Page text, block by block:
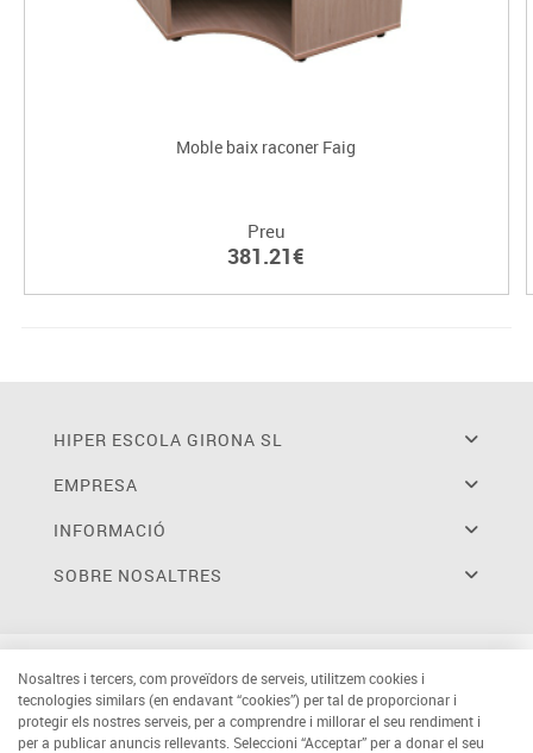
Moble baix raconer Faig
Preu
381.21€
HIPER ESCOLA GIRONA SL
EMPRESA
INFORMACIÓ
SOBRE NOSALTRES
Nosaltres i tercers, com proveïdors de serveis, utilitzem cookies i
tecnologies similars (en endavant “cookies”) per tal de proporcionar i
protegir els nostres serveis, per a comprendre i millorar el seu rendiment i
per a publicar anuncis rellevants. Seleccioni “Acceptar” per a donar el seu